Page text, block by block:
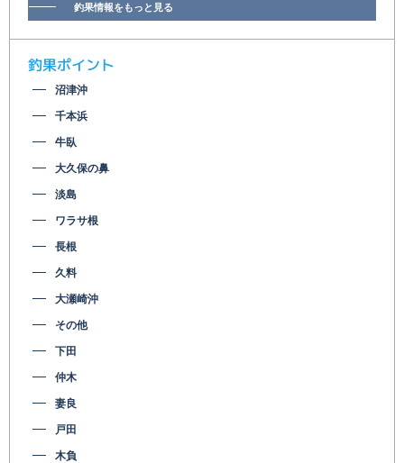
釣果情報をもっと見る
釣果ポイント
沼津沖
千本浜
牛臥
大久保の鼻
淡島
ワラサ根
長根
久料
大瀬崎沖
その他
下田
仲木
妻良
戸田
木負